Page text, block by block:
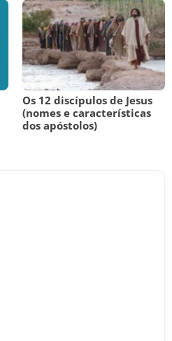
Os 12 discípulos de Jesus
(nomes e características
dos apóstolos)